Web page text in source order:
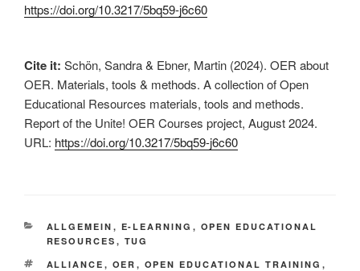
https://doi.org/10.3217/5bq59-j6c60
Cite it: Schön, Sandra & Ebner, Martin (2024). OER about
OER. Materials, tools & methods. A collection of Open
Educational Resources materials, tools and methods.
Report of the Unite! OER Courses project, August 2024.
URL: https://doi.org/10.3217/5bq59-j6c60
KATEGORIEN
ALLGEMEIN , E-LEARNING , OPEN EDUCATIONAL
RESOURCES , TUG
SCHLAGWÖRTER
ALLIANCE , OER , OPEN EDUCATIONAL TRAINING ,